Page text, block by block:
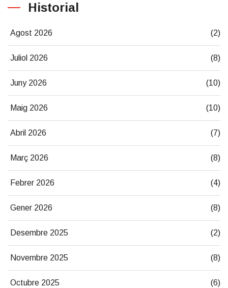
Historial
Agost 2026 (2)
Juliol 2026 (8)
Juny 2026 (10)
Maig 2026 (10)
Abril 2026 (7)
Març 2026 (8)
Febrer 2026 (4)
Gener 2026 (8)
Desembre 2025 (2)
Novembre 2025 (8)
Octubre 2025 (6)